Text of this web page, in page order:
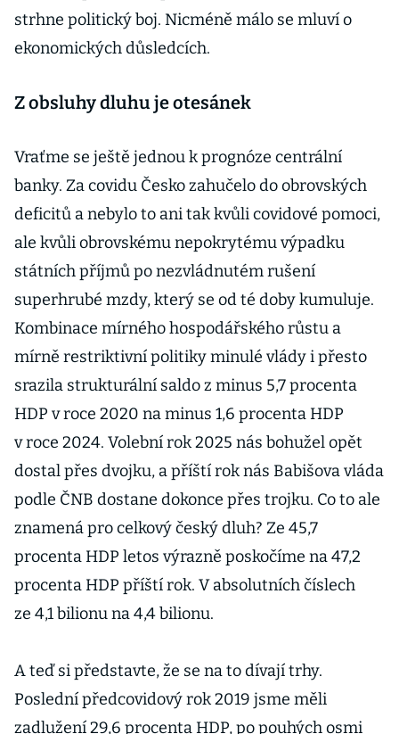
strhne politický boj. Nicméně málo se mluví o
ekonomických důsledcích.
Z obsluhy dluhu je otesánek
Vraťme se ještě jednou k prognóze centrální
banky. Za covidu Česko zahučelo do obrovských
deficitů a nebylo to ani tak kvůli covidové pomoci,
ale kvůli obrovskému nepokrytému výpadku
státních příjmů po nezvládnutém rušení
superhrubé mzdy, který se od té doby kumuluje.
Kombinace mírného hospodářského růstu a
mírně restriktivní politiky minulé vlády i přesto
srazila strukturální saldo z minus 5,7 procenta
HDP v roce 2020 na minus 1,6 procenta HDP
v roce 2024. Volební rok 2025 nás bohužel opět
dostal přes dvojku, a příští rok nás Babišova vláda
podle ČNB dostane dokonce přes trojku. Co to ale
znamená pro celkový český dluh? Ze 45,7
procenta HDP letos výrazně poskočíme na 47,2
procenta HDP příští rok. V absolutních číslech
ze 4,1 bilionu na 4,4 bilionu.
A teď si představte, že se na to dívají trhy.
Poslední předcovidový rok 2019 jsme měli
zadlužení 29,6 procenta HDP, po pouhých osmi